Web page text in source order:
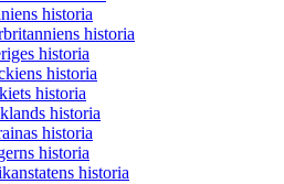
historia
historia
historia
historia
historia
historia
historia
historia
historia